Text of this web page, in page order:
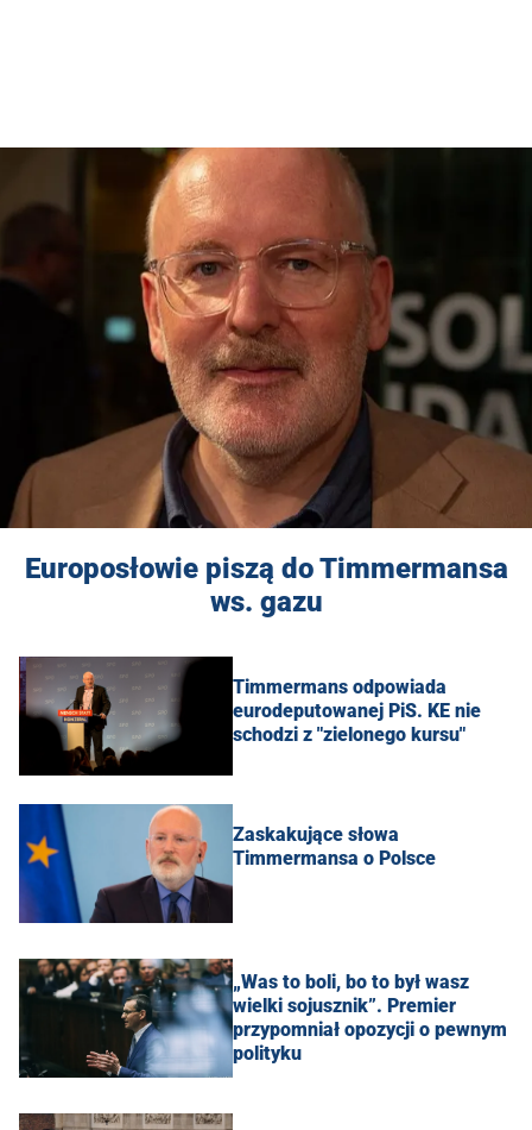
Europosłowie piszą do Timmermansa
ws. gazu
Timmermans odpowiada
eurodeputowanej PiS. KE nie
schodzi z "zielonego kursu"
Zaskakujące słowa
Timmermansa o Polsce
„Was to boli, bo to był wasz
wielki sojusznik”. Premier
przypomniał opozycji o pewnym
polityku